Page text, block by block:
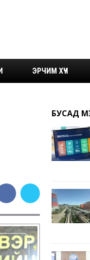
ЭРЧИМ ХҮЧ
БУСАД